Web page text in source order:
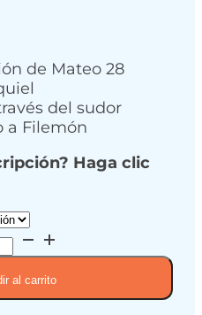
de Mateo 28
del sudor
a Filemón
Haga clic
al carrito